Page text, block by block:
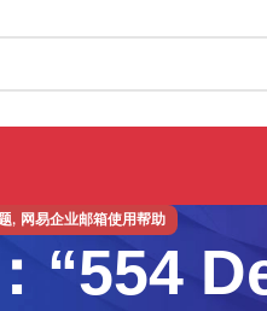
, 网易企业邮箱使用帮助
“554